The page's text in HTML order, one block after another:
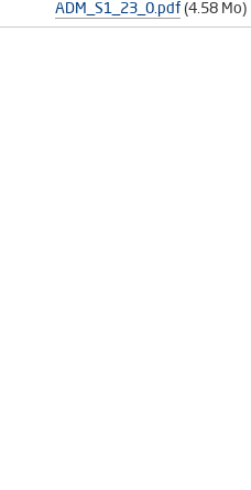
ADM_S1_23_0.pdf (4.58 Mo)